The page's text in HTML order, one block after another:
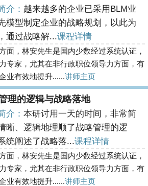
介： 越来越多的企业已采用BLM业
模型制定企业的战略规划，以此为
通过战略解...课程详情
面，林安先生是国内少数经过系统认证，
专家，尤其在非行政职位领导力方面，有
业有效地提升......讲师主页
理的逻辑与战略落地
介：本研讨用一天的时间，非常简
晰、逻辑地理顺了战略管理的逻
统阐述了战略落...课程详情
面，林安先生是国内少数经过系统认证，
专家，尤其在非行政职位领导力方面，有
业有效地提升......讲师主页